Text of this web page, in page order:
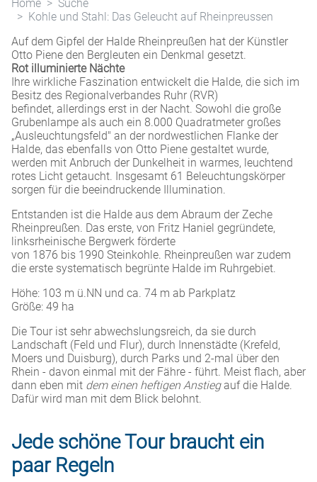
Home
Suche
Kohle und Stahl: Das Geleucht auf Rheinpreussen
Auf dem Gipfel der Halde Rheinpreußen hat der Künstler
Otto Piene den Bergleuten ein Denkmal gesetzt.
Rot illuminierte Nächte
Ihre wirkliche Faszination entwickelt die Halde, die sich im
Besitz des Regionalverbandes Ruhr (RVR)
befindet, allerdings erst in der Nacht. Sowohl die große
Grubenlampe als auch ein 8.000 Quadratmeter großes
„Ausleuchtungsfeld" an der nordwestlichen Flanke der
Halde, das ebenfalls von Otto Piene gestaltet wurde,
werden mit Anbruch der Dunkelheit in warmes, leuchtend
rotes Licht getaucht. Insgesamt 61 Beleuchtungskörper
sorgen für die beeindruckende Illumination.
Entstanden ist die Halde aus dem Abraum der Zeche
Rheinpreußen. Das erste, von Fritz Haniel gegründete,
linksrheinische Bergwerk förderte
von 1876 bis 1990 Steinkohle. Rheinpreußen war zudem
die erste systematisch begrünte Halde im Ruhrgebiet.
Höhe: 103 m ü.NN und ca. 74 m ab Parkplatz
Größe: 49 ha
Die Tour ist sehr abwechslungsreich, da sie durch
Landschaft (Feld und Flur), durch Innenstädte (Krefeld,
Moers und Duisburg), durch Parks und 2-mal über den
Rhein - davon einmal mit der Fähre - führt. Meist flach, aber
dann eben mit dem einen heftigen Anstiegauf die Halde.
Dafür wird man mit dem Blick belohnt.
Jede schöne Tour braucht ein
paar Regeln